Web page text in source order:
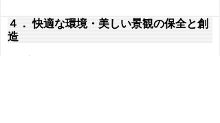
４． 快適な環境・美しい景観の保全と創
造